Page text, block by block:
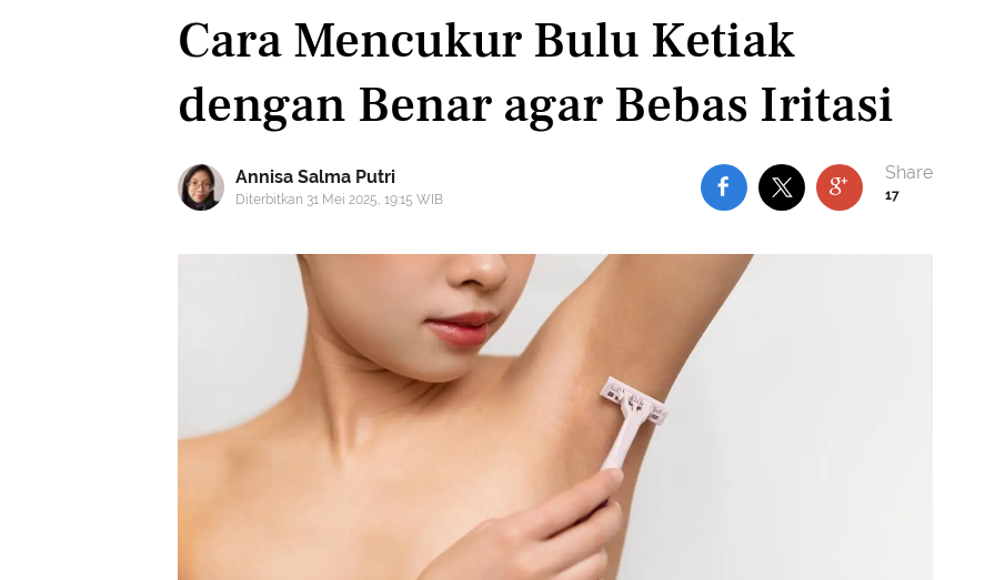
Cara Mencukur Bulu Ketiak
dengan Benar agar Bebas Iritasi
Annisa Salma Putri
Diterbitkan 31 Mei 2025, 19:15 WIB 17